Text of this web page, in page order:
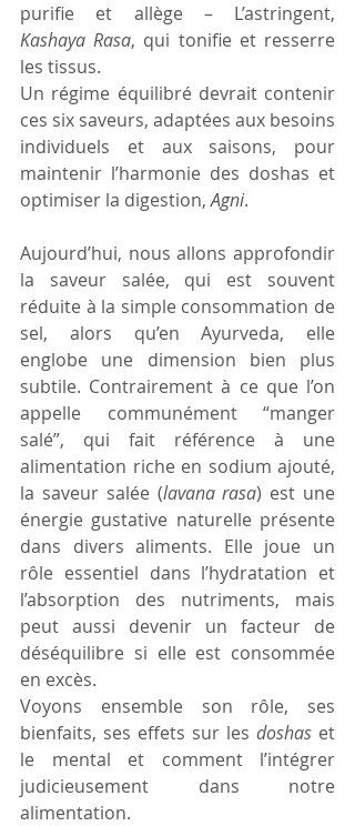
Kashaya Rasa, qui tonifie et resserre
les tissus.
Un régime équilibré devrait contenir
ces six saveurs, adaptées aux besoins
individuels et aux saisons, pour
maintenir l’harmonie des doshas et
optimiser la digestion, Agni.
Aujourd’hui, nous allons approfondir
la saveur salée, qui est souvent
réduite à la simple consommation de
sel, alors qu’en Ayurveda, elle
englobe une dimension bien plus
subtile. Contrairement à ce que l’on
appelle communément “manger
salé”, qui fait référence à une
alimentation riche en sodium ajouté,
la saveur salée (lavana rasa) est une
énergie gustative naturelle présente
dans divers aliments. Elle joue un
rôle essentiel dans l’hydratation et
l’absorption des nutriments, mais
peut aussi devenir un facteur de
déséquilibre si elle est consommée
en excès.
Voyons ensemble son rôle, ses
bienfaits, ses effets sur les doshas et
le mental et comment l’intégrer
judicieusement dans notre
alimentation.